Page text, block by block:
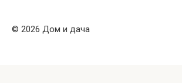
© 2026 Дом и дача